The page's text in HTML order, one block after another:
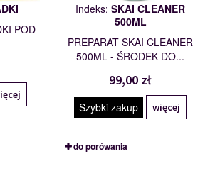
POD
Indeks: SKAI CLEANER
500ML
PREPARAT SKAI CLEANER
500ML - ŚRODEK DO...
99,00 zł
Szybki zakup więcej
do porówania